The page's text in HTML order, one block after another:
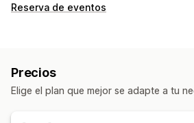
Reserva de eventos
Precios
Elige el plan que mejor se adapte a tu